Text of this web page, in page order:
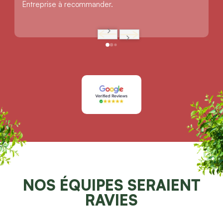
Entreprise à recommander.
NOS ÉQUIPES SERAIENT
RAVIES